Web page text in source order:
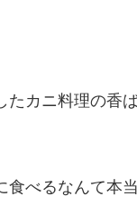
たカニ料理の香
食べるなんて本当